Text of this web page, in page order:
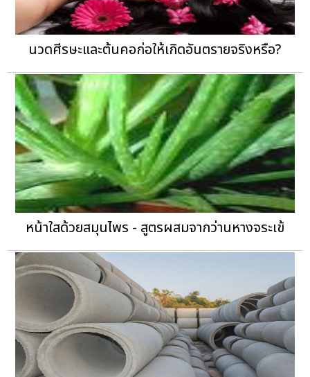
นวดศีรษะและต้นคอก่อให้เกิดอันตรายจริงหรือ?
หน้าใสด้วยสมุนไพร - สูตรผสมจากว่านหางจระเข้